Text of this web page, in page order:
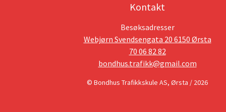
Kontakt
Besøksadresser
Webjørn Svendsengata 20 6150 Ørsta
70 06 82 82
bondhus.trafikk@gmail.com
© Bondhus Trafikkskule AS, Ørsta / 2026